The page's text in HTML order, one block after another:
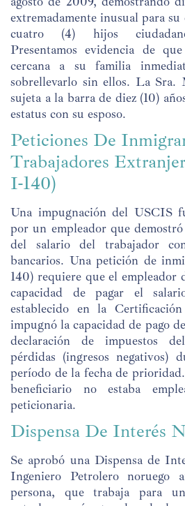
extremadamente inusual para
cuatro (4) hijos
Presentamos evidencia de
cercana a su familia
sobrellevarlo sin ellos. La Sra.
sujeta a la barra de diez (10)
estatus con su esposo.
Peticiones De
Trabajadores
I-140)
Una impugnación del USCIS
por un empleador que
del salario del trabajador
bancarios. Una petición de
140) requiere que el empleador
capacidad de pagar el
establecido en la
impugnó la capacidad de pago
declaración de impuestos
pérdidas (ingresos negativos)
período de la fecha de
beneficiario no estaba
peticionaria.
Dispensa De Interés
Se aprobó una Dispensa de
Ingeniero Petrolero noruego
persona, que trabaja para